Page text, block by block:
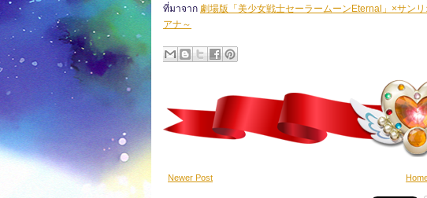
ที่มาจาก 劇場版「美少女戦士セーラームーンEternal」×サン
アナ～
Newer Post